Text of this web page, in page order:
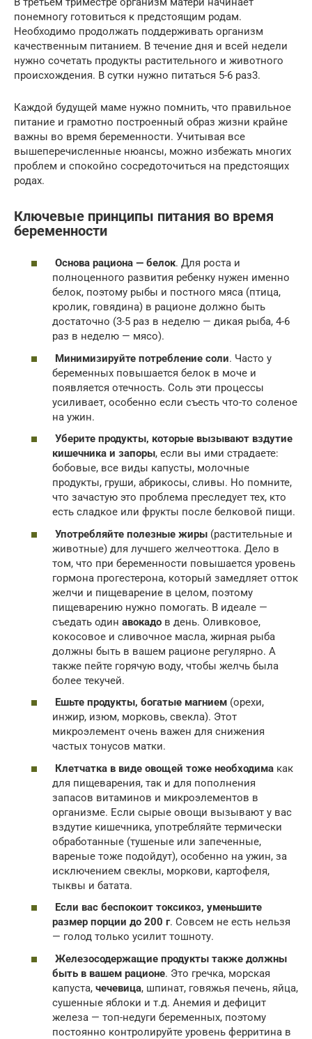
понемногу готовиться к предстоящим родам.
Необходимо продолжать поддерживать организм
качественным питанием. В течение дня и всей недели
нужно сочетать продукты растительного и животного
происхождения. В сутки нужно питаться 5-6 раз3.
Каждой будущей маме нужно помнить, что правильное
питание и грамотно построенный образ жизни крайне
важны во время беременности. Учитывая все
вышеперечисленные нюансы, можно избежать многих
проблем и спокойно сосредоточиться на предстоящих
родах.
Ключевые принципы питания во время
беременности
Основа рациона — белок. Для роста и
полноценного развития ребенку нужен именно
белок, поэтому рыбы и постного мяса (птица,
кролик, говядина) в рационе должно быть
достаточно (3-5 раз в неделю — дикая рыба, 4-6
раз в неделю — мясо).
Минимизируйте потребление соли. Часто у
беременных повышается белок в моче и
появляется отечность. Соль эти процессы
усиливает, особенно если съесть что-то соленое
на ужин.
Уберите продукты, которые вызывают вздутие
кишечника и запоры, если вы ими страдаете:
бобовые, все виды капусты, молочные
продукты, груши, абрикосы, сливы. Но помните,
что зачастую это проблема преследует тех, кто
есть сладкое или фрукты после белковой пищи.
Употребляйте полезные жиры (растительные и
животные) для лучшего желчеоттока. Дело в
том, что при беременности повышается уровень
гормона прогестерона, который замедляет отток
желчи и пищеварение в целом, поэтому
пищеварению нужно помогать. В идеале —
съедать один авокадо в день. Оливковое,
кокосовое и сливочное масла, жирная рыба
должны быть в вашем рационе регулярно. А
также пейте горячую воду, чтобы желчь была
более текучей.
Ешьте продукты, богатые магнием (орехи,
инжир, изюм, морковь, свекла). Этот
микроэлемент очень важен для снижения
частых тонусов матки.
Клетчатка в виде овощей тоже необходима как
для пищеварения, так и для пополнения
запасов витаминов и микроэлементов в
организме. Если сырые овощи вызывают у вас
вздутие кишечника, употребляйте термически
обработанные (тушеные или запеченные,
вареные тоже подойдут), особенно на ужин, за
исключением свеклы, моркови, картофеля,
тыквы и батата.
Если вас беспокоит токсикоз, уменьшите
размер порции до 200 г. Совсем не есть нельзя
— голод только усилит тошноту.
Железосодержащие продукты также должны
быть в вашем рационе. Это гречка, морская
капуста, чечевица, шпинат, говяжья печень, яйца,
сушенные яблоки и т.д. Анемия и дефицит
железа — топ-недуги беременных, поэтому
постоянно контролируйте уровень ферритина в